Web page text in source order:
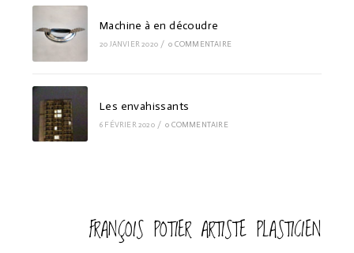
Machine à en découdre
20 JANVIER 2020 / 0 COMMENTAIRE
Les envahissants
6 FÉVRIER 2020 / 0 COMMENTAIRE
FRANÇOIS POTIER ARTISTE PLASTICIEN